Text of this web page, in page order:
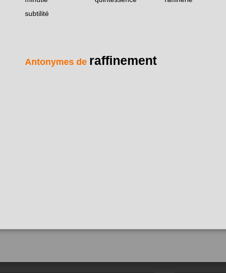
subtilité
Antonymes de raffinement